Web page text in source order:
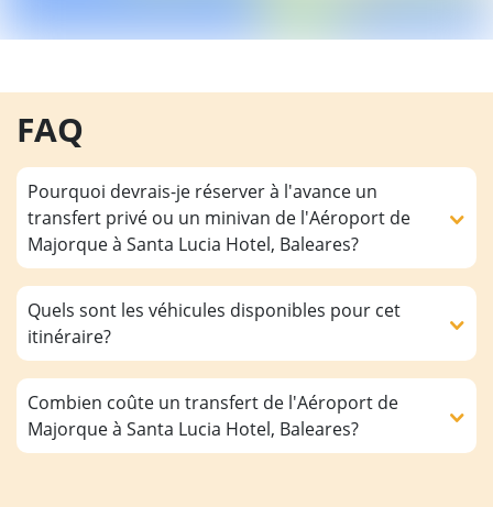
FAQ
Pourquoi devrais-je réserver à l'avance un
transfert privé ou un minivan de l'Aéroport de
Majorque à Santa Lucia Hotel, Baleares?
Quels sont les véhicules disponibles pour cet
itinéraire?
Combien coûte un transfert de l'Aéroport de
Majorque à Santa Lucia Hotel, Baleares?